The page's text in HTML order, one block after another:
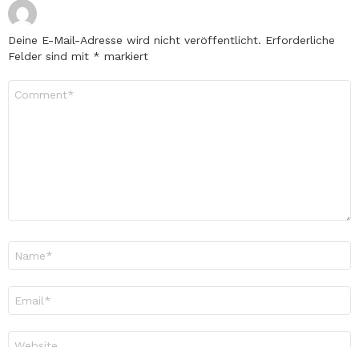
Deine E-Mail-Adresse wird nicht veröffentlicht. Erforderliche
Felder sind mit * markiert
Mail-
Adresse
*